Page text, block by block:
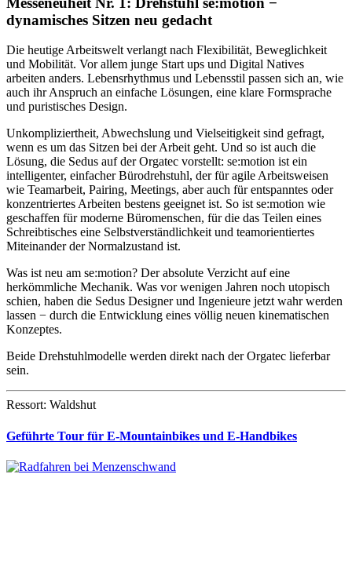
dynamisches Sitzen neu gedacht
Die heutige Arbeitswelt verlangt nach Flexibilität, Beweglichkeit
und Mobilität. Vor allem junge Start ups und Digital Natives
arbeiten anders. Lebensrhythmus und Lebensstil passen sich an, wie
auch ihr Anspruch an einfache Lösungen, eine klare Formsprache
und puristisches Design.
Unkompliziertheit, Abwechslung und Vielseitigkeit sind gefragt,
wenn es um das Sitzen bei der Arbeit geht. Und so ist auch die
Lösung, die Sedus auf der Orgatec vorstellt: se:motion ist ein
intelligenter, einfacher Bürodrehstuhl, der für agile Arbeitsweisen
wie Teamarbeit, Pairing, Meetings, aber auch für entspanntes oder
konzentriertes Arbeiten bestens geeignet ist. So ist se:motion wie
geschaffen für moderne Büromenschen, für die das Teilen eines
Schreibtisches eine Selbstverständlichkeit und teamorientiertes
Miteinander der Normalzustand ist.
Was ist neu am se:motion? Der absolute Verzicht auf eine
herkömmliche Mechanik. Was vor wenigen Jahren noch utopisch
schien, haben die Sedus Designer und Ingenieure jetzt wahr werden
lassen − durch die Entwicklung eines völlig neuen kinematischen
Konzeptes.
Beide Drehstuhlmodelle werden direkt nach der Orgatec lieferbar
sein.
Ressort: Waldshut
Geführte Tour für E-Mountainbikes und E-Handbikes